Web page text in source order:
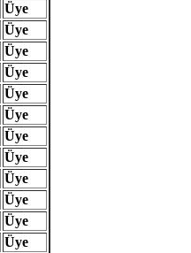
Üye
Üye
Üye
Üye
Üye
Üye
Üye
Üye
Üye
Üye
Üye
Üye